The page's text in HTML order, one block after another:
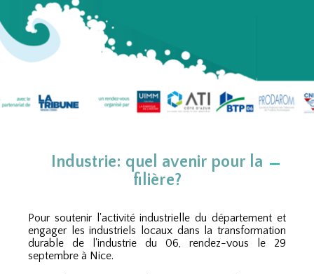
Industrie: quel avenir pour la
filière?
Pour soutenir l'activité industrielle du département et
engager les industriels locaux dans la transformation
durable de l'industrie du 06, rendez-vous le 29
septembre à Nice.